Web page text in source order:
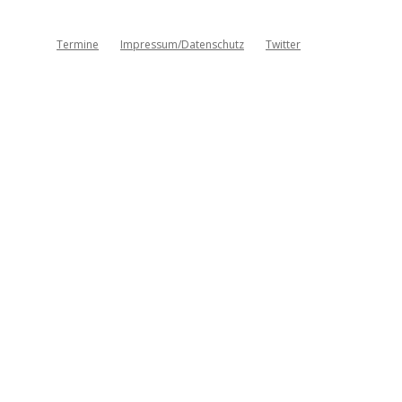
Termine Impressum/Datenschutz Twitter